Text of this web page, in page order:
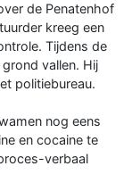
de Penatenhof
kreeg een
Tijdens de
vallen. Hij
politiebureau.
nog eens
en cocaine te
verbaal